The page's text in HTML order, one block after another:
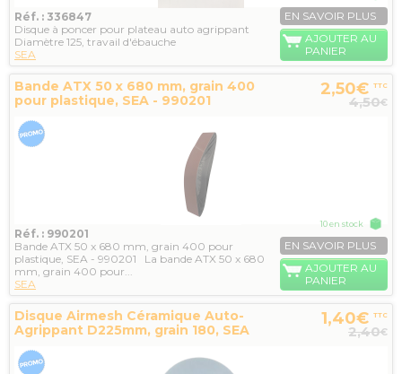
Réf. : 336847
Disque à poncer pour plateau auto agrippant
Diamètre 125, travail d'ébauche
SEA
EN SAVOIR PLUS
AJOUTER AU
PANIER
Bande ATX 50 x 680 mm, grain 400
pour plastique, SEA - 990201
2,50€ TTC
4,50€
Réf. : 990201
Bande ATX 50 x 680 mm, grain 400 pour
plastique, SEA - 990201 La bande ATX 50 x 680
mm, grain 400 pour...
SEA
10 en stock
EN SAVOIR PLUS
AJOUTER AU
PANIER
Disque Airmesh Céramique Auto-
Agrippant D225mm, grain 180, SEA
1,40€ TTC
2,40€